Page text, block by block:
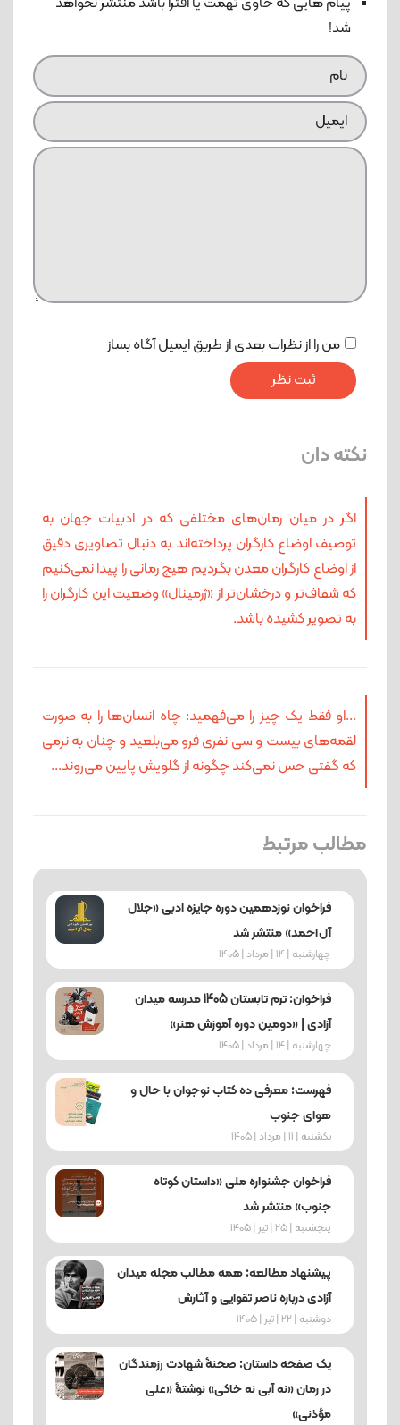
شد!
من را از نظرات بعدی از طریق ایمیل آگاه بساز
نکته دان
اگر در میان رمان‌های مختلفی که در ادبیات جهان به
توصیف اوضاع کارگران پرداخته‌اند به دنبال تصاویری دقیق
از اوضاع کارگران معدن بگردیم هیچ رمانی را پیدا نمی‌کنیم
که شفاف‌تر و درخشان‌تر از «ژرمینال» وضعیت این کارگران را
به تصویر کشیده باشد.
...او فقط یک چیز را می‌فهمید: چاه انسان‌ها را به صورت
لقمه‌های بیست و سی نفری فرو می‌بلعید و چنان به نرمی
که گفتی حس نمی‌کند چگونه از گلویش پایین می‌روند...
مطالب مرتبط
فراخوان نوزدهمین دوره جایزه ادبی «جلال
آل‌احمد» منتشر شد
چهارشنبه | 14 | مرداد | 1405
فراخوان: ترم تابستان 1405 مدرسه میدان
آزادی | «دومین دوره آموزش هنر»
چهارشنبه | 14 | مرداد | 1405
فهرست: معرفی ده کتاب نوجوان با حال و
هوای جنوب
یکشنبه | 11 | مرداد | 1405
فراخوان جشنواره ملی «داستان کوتاه
جنوب» منتشر شد
پنجشنبه | 25 | تیر | 1405
پیشنهاد مطالعه: همه مطالب مجله میدان
آزادی درباره ناصر تقوایی و آثارش
دوشنبه | 22 | تیر | 1405
یک صفحه داستان: صحنۀ شهادت رزمندگان
در رمان «نه آبی نه خاکی» نوشتۀ «علی
مؤذنی»